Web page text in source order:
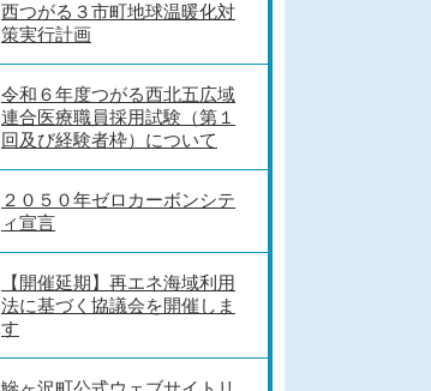
西つがる３市町地球温暖化対
策実行計画
令和６年度つがる西北五広域
連合医療職員採用試験（第１
回及び経験者枠）について
２０５０年ゼロカーボンシテ
ィ宣言
【開催延期】再エネ海域利用
法に基づく協議会を開催しま
す